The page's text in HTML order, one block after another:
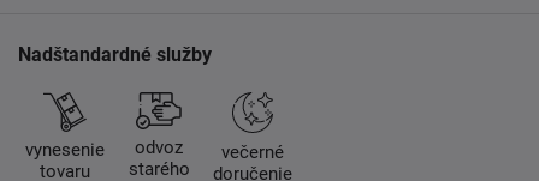
Nadštandardné služby
vynesenie
tovaru
odvoz
starého
večerné
doručenie